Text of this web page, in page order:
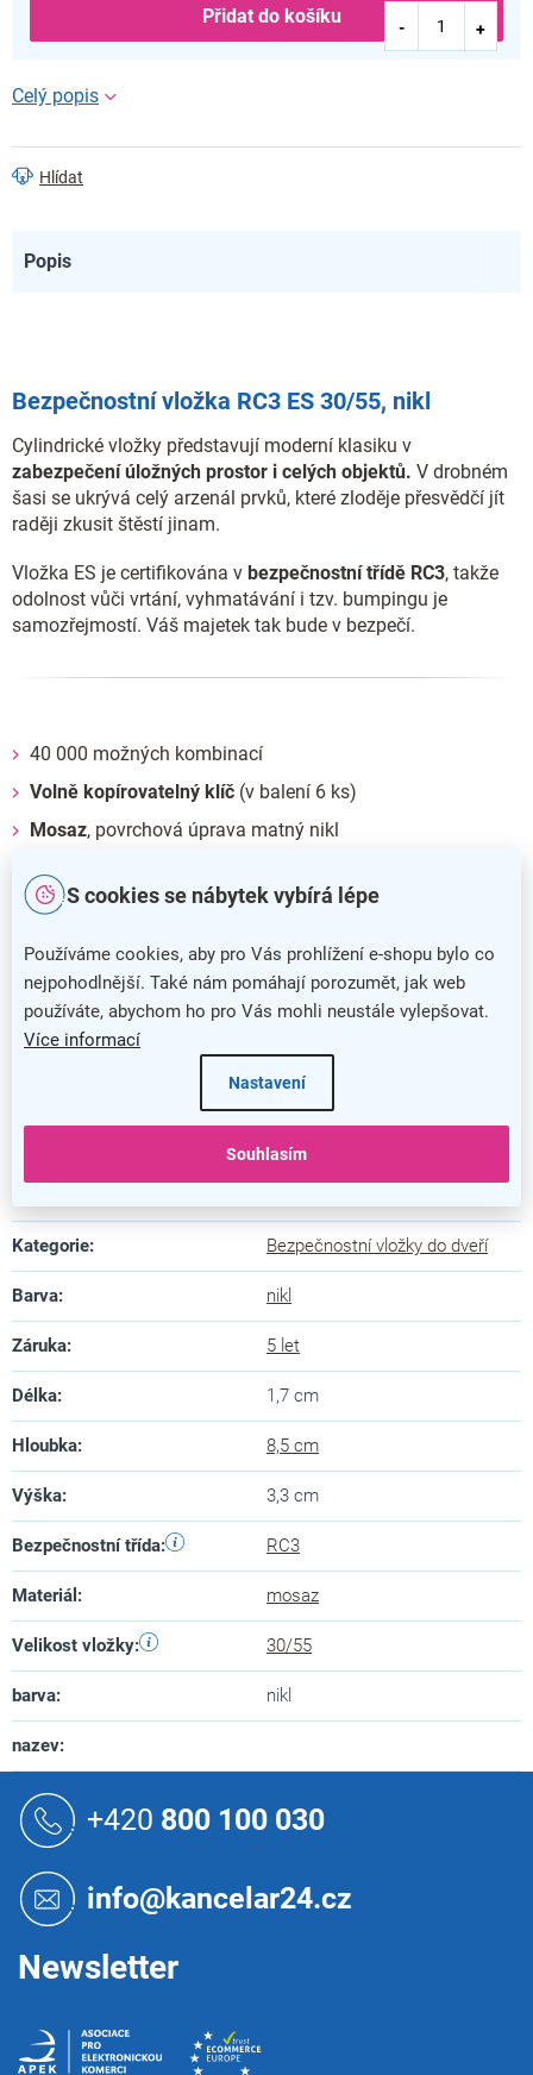
S cookies se nábytek vybírá lépe
Používáme cookies, aby pro Vás prohlížení e-shopu bylo co
nejpohodlnější. Také nám pomáhají porozumět, jak web
používáte, abychom ho pro Vás mohli neustále vylepšovat.
Více informací
Nastavení
Souhlasím
Přidat do košíku
Hlídat
Popis
Bezpečnostní vložka RC3 ES 30/55, nikl
Cylindrické vložky představují moderní klasiku v
zabezpečení úložných prostor i celých objektů. V drobném
šasi se ukrývá celý arzenál prvků, které zloděje přesvědčí jít
raději zkusit štěstí jinam.
Vložka ES je certifikována v bezpečnostní třídě RC3, takže
odolnost vůči vrtání, vyhmatávání i tzv. bumpingu je
samozřejmostí. Váš majetek tak bude v bezpečí.
40 000 možných kombinací
Volně kopírovatelný klíč (v balení 6 ks)
Mosaz, povrchová úprava matný nikl
Doplňkové parametry
Kategorie: Bezpečnostní vložky do dveří
Barva: nikl
Záruka: 5 let
Délka: 1,7 cm
Hloubka: 8,5 cm
Výška: 3,3 cm
Bezpečnostní třída: RC3
Materiál : mosaz
Velikost vložky: 30/55
barva: nikl
nazev:
+420 800 100 030
info@kancelar24.cz
Newsletter